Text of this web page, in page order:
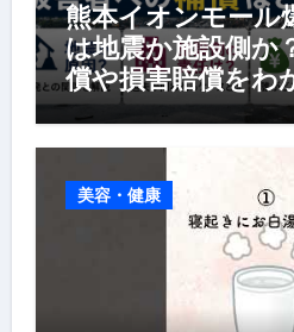
熊本イオンモール
は地震か施設側か
償や損害賠償をわ
美容・健康